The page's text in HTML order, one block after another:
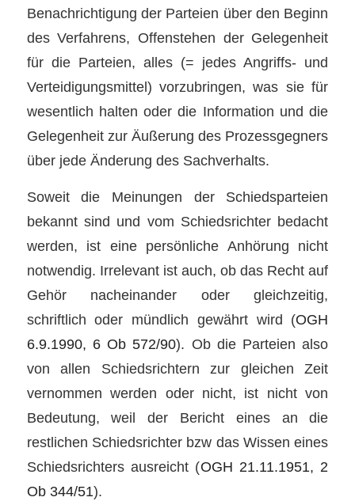
Benachrichtigung der Parteien über den Beginn
des Verfahrens, Offenstehen der Gelegenheit
für die Parteien, alles (= jedes Angriffs- und
Verteidigungsmittel) vorzubringen, was sie für
wesentlich halten oder die Information und die
Gelegenheit zur Äußerung des Prozessgegners
über jede Änderung des Sachverhalts.
Soweit die Meinungen der Schiedsparteien
bekannt sind und vom Schiedsrichter bedacht
werden, ist eine persönliche Anhörung nicht
notwendig. Irrelevant ist auch, ob das Recht auf
Gehör nacheinander oder gleichzeitig,
schriftlich oder mündlich gewährt wird (OGH
6.9.1990, 6 Ob 572/90). Ob die Parteien also
von allen Schiedsrichtern zur gleichen Zeit
vernommen werden oder nicht, ist nicht von
Bedeutung, weil der Bericht eines an die
restlichen Schiedsrichter bzw das Wissen eines
Schiedsrichters ausreicht (OGH 21.11.1951, 2
Ob 344/51).